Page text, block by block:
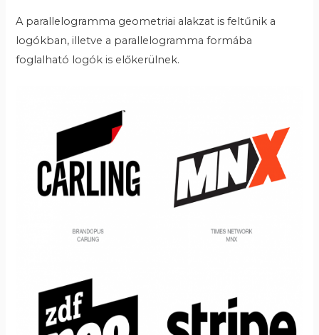
A parallelogramma geometriai alakzat is feltűnik a
logókban, illetve a parallelogramma formába
foglalható logók is előkerülnek.